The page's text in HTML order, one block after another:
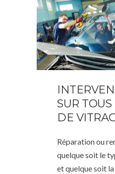
SUR TOUS
DE
Réparation ou
quelque soit le
et quelque soit